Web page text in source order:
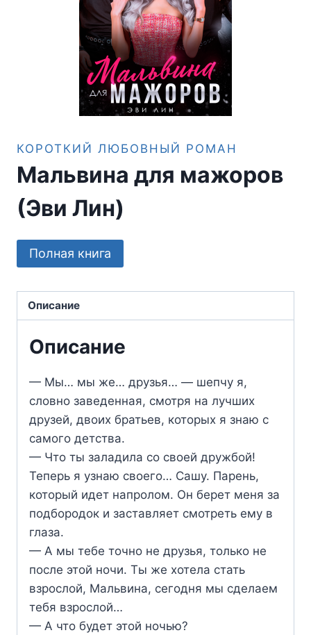
КОРОТКИЙ ЛЮБОВНЫЙ РОМАН
Мальвина для мажоров
(Эви Лин)
Полная книга
Описание
Описание
— Мы… мы же… друзья… — шепчу я,
словно заведенная, смотря на лучших
друзей, двоих братьев, которых я знаю с
самого детства.
— Что ты заладила со своей дружбой!
Теперь я узнаю своего… Сашу. Парень,
который идет напролом. Он берет меня за
подбородок и заставляет смотреть ему в
глаза.
— А мы тебе точно не друзья, только не
после этой ночи. Ты же хотела стать
взрослой, Мальвина, сегодня мы сделаем
тебя взрослой…
— А что будет этой ночью?